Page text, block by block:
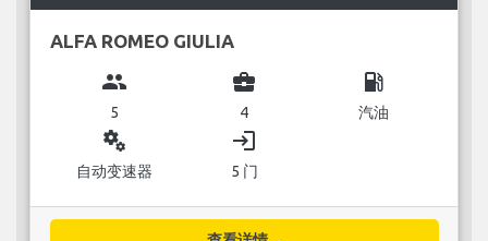
ALFA ROMEO GIULIA
group
5
business_center
4
local_gas_station
汽油
miscellaneous_services
自动变速器
login
5 门